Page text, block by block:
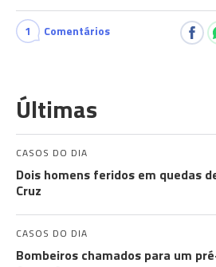
1 Comentários
Últimas
CASOS DO DIA
Dois homens feridos em quedas
Cruz
CASOS DO DIA
Bombeiros chamados para um